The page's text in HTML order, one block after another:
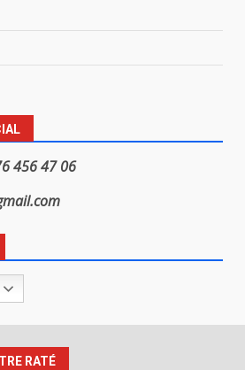
456 47 06
RATÉ